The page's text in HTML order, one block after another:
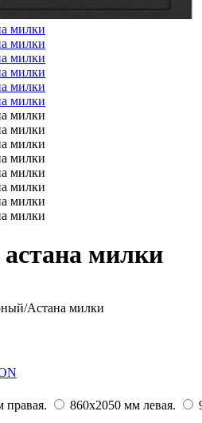
милки
Астана милки
правая.
860х2050 мм левая.